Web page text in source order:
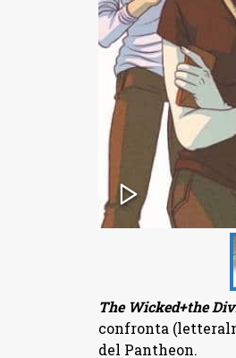
The Wicked+the
confronta
del Pantheon.